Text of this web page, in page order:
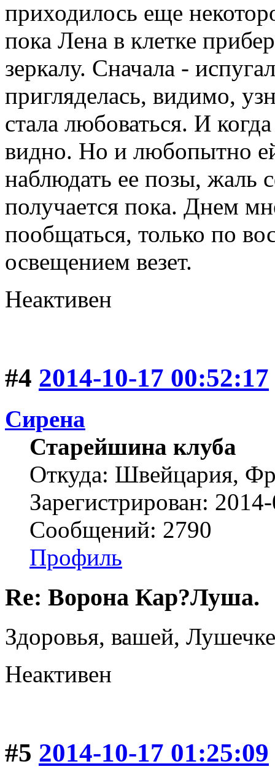
приходилось еще
пока Лена в клетке
зеркалу. Сначала -
пригляделась, видимо,
стала любоваться. И
видно. Но и любопытно
наблюдать ее позы, жаль
получается пока. Днем
пообщаться, только по
освещением везет.
Неактивен
#4 2014-10-17 00:52:17
Сирена
Старейшина клуба
Откуда: Швейцария,
Зарегистрирован:
Сообщений: 2790
Профиль
Re: Ворона Кар?Луша.
Здоровья, вашей,
Неактивен
#5 2014-10-17 01:25:09